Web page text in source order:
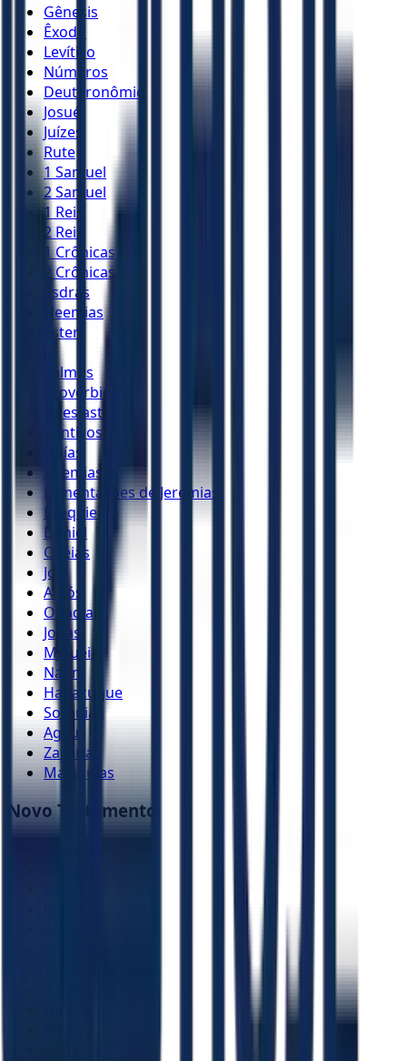
Gênesis
Êxodo
Levítico
Números
Deuteronômio
Josué
Juízes
Rute
1 Samuel
2 Samuel
1 Reis
2 Reis
1 Crônicas
2 Crônicas
Esdras
Neemias
Ester
Salmos
Provérbios
Eclesiastes
Cânticos
Isaías
Jeremias
Lamentações de Jeremias
Ezequiel
Daniel
Oséias
Joel
Amós
Obadias
Jonas
Miquéias
Naum
Habacuque
Sofonias
Ageu
Zacarias
Malaquias
Novo Testamento